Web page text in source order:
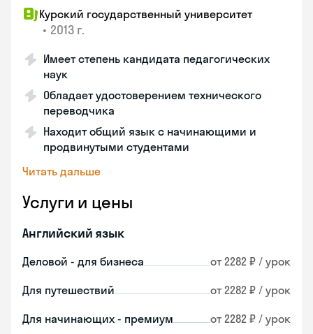
Курский государственный университет
• 2013 г.
Имеет степень кандидата педагогических
наук
Обладает удостоверением технического
переводчика
Находит общий язык с начинающими и
продвинутыми студентами
Читать дальше
Услуги и цены
Английский язык
Деловой - для бизнеса от 2282 ₽ / урок
Для путешествий от 2282 ₽ / урок
Для начинающих - премиум от 2282 ₽ / урок